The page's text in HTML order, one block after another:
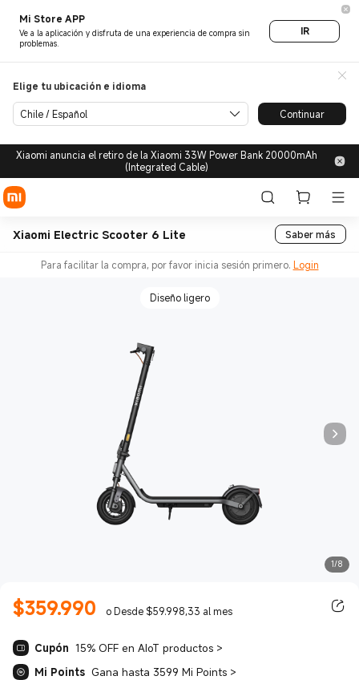
Mi Store APP
Ve a la aplicación y disfruta de una experiencia de compra sin
problemas.
IR
Elige tu ubicación e idioma
Chile / Español Continuar
Xiaomi anuncia el retiro de la Xiaomi 33W Power Bank 20000mAh
(Integrated Cable)
Xiaomi Electric Scooter 6 Lite Saber más
Para facilitar la compra, por favor inicia sesión primero. Login
1/8
Diseño ligero
$359.990
Current Price $359990.00o Desde $59.998,33 al mes
Cupón 15% OFF en AIoT productos >
Mi Points Gana hasta 3599 Mi Points >